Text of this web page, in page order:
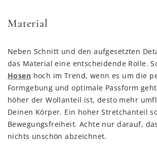
Material
Neben Schnitt und den aufgesetzten
das Material eine entscheidende Rolle.
Hosen hoch im Trend, wenn es um die
Formgebung und optimale Passform
höher der Wollanteil ist, desto mehr
Deinen Körper. Ein hoher Stretchanteil
Bewegungsfreiheit. Achte nur darauf,
nichts unschön abzeichnet.